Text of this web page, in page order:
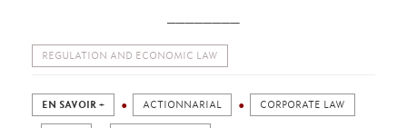
REGULATION AND ECONOMIC LAW
EN SAVOIR + ACTIONNARIAL CORPORATE LAW